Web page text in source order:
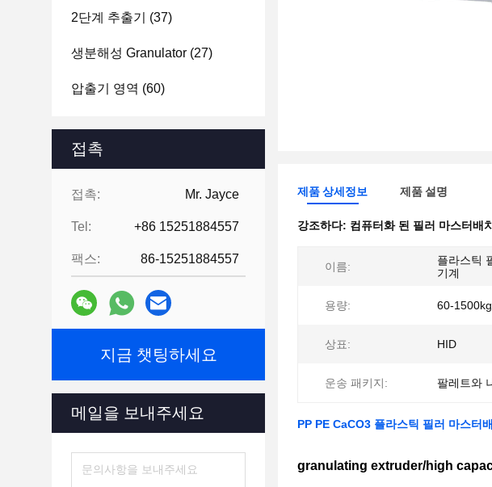
2단계 추출기 (37)
생분해성 Granulator (27)
압출기 영역 (60)
접촉
접촉: Mr. Jayce
Tel: +86 15251884557
팩스: 86-15251884557
지금 챗팅하세요
메일을 보내주세요
제품 상세정보 제품 설명
강조하다: 컴퓨터화 된 필러 마스터배
이름:
플라스틱
기계
용량: 60-
상표: HID
운송 패키지: 팔레트와
PP PE CaCO3 플라스틱 필러 마스터
granulating extruder/high